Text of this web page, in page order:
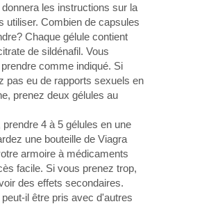
les instructions sur la
utiliser. Combien de capsules
Chaque gélule contient
de sildénafil. Vous
comme indiqué. Si
pas eu de rapports sexuels en
prenez deux gélules au
prendre 4 à 5 gélules en une
une bouteille de Viagra
armoire à médicaments
facile. Si vous prenez trop,
des effets secondaires.
il être pris avec d'autres